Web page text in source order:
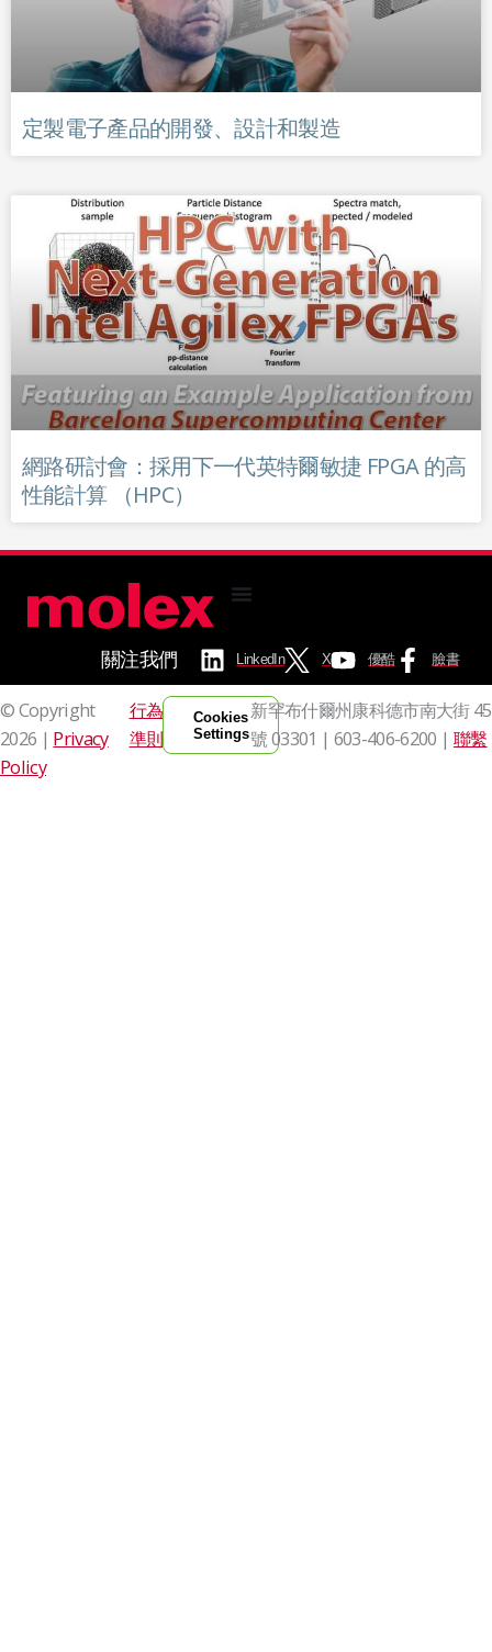
定製電子產品的開發、設計和製造
網路研討會：採用下一代英特爾敏捷 FPGA 的高
性能計算 （HPC）
LinkedIn X 優酷 臉書
關注我們
© Copyright
2026 | Privacy
Policy
行為
準則
Cookies
Settings
新罕布什爾州康科德市南大街 45
號 03301 | 603-406-6200 | 聯繫